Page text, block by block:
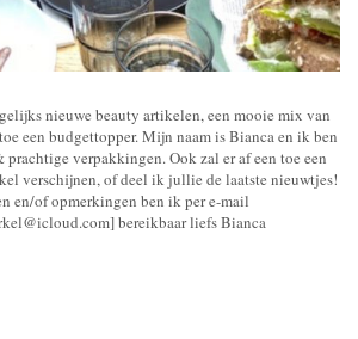
nieuwe beauty artikelen, een mooie mix van
een budgettopper. Mijn naam is Bianca en ik ben
verpakkingen. Ook zal er af een toe een
verschijnen, of deel ik jullie de laatste nieuwtjes!
en/of opmerkingen ben ik per e-mail
bereikbaar liefs Bianca